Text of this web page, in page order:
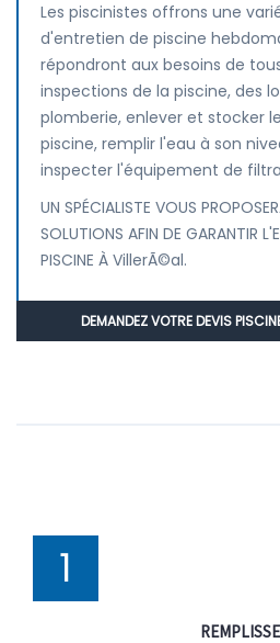
Les piscinistes offrons une
d'entretien de piscine
répondront aux besoins de
inspections de la piscine, des
plomberie, enlever et stocker
piscine, remplir l'eau à son
inspecter l'équipement de
UN SPÉCIALISTE VOUS
SOLUTIONS AFIN DE GARANTIR
PISCINE À VillerÃ©al.
DEMANDEZ VOTRE DEVIS
1